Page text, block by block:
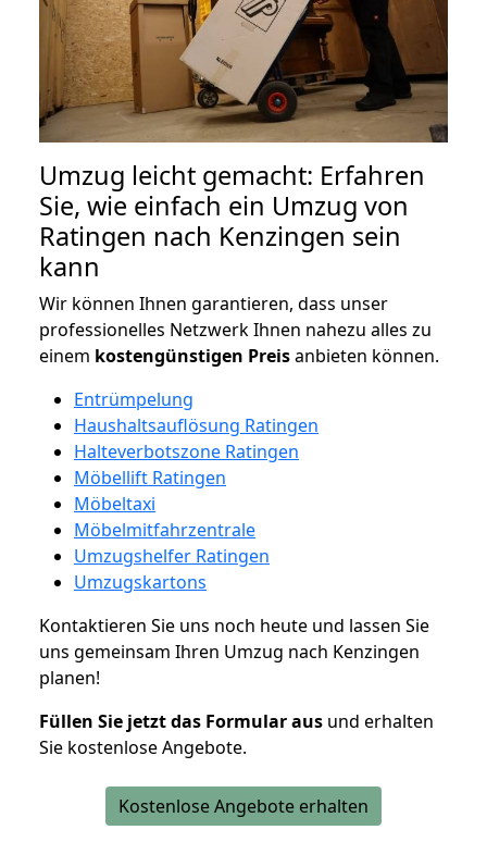
Umzug leicht gemacht: Erfahren
Sie, wie einfach ein Umzug von
Ratingen nach Kenzingen sein
kann
Wir können Ihnen garantieren, dass unser
professionelles Netzwerk Ihnen nahezu alles zu
einem kostengünstigen Preisanbieten können.
Entrümpelung
Haushaltsauflösung Ratingen
Halteverbotszone Ratingen
Möbellift Ratingen
Möbeltaxi
Möbelmitfahrzentrale
Umzugshelfer Ratingen
Umzugskartons
Kontaktieren Sie uns noch heute und lassen Sie
uns gemeinsam Ihren Umzug nach Kenzingen
planen!
Füllen Sie jetzt das Formular aus und erhalten
Sie kostenlose Angebote.
Kostenlose Angebote erhalten